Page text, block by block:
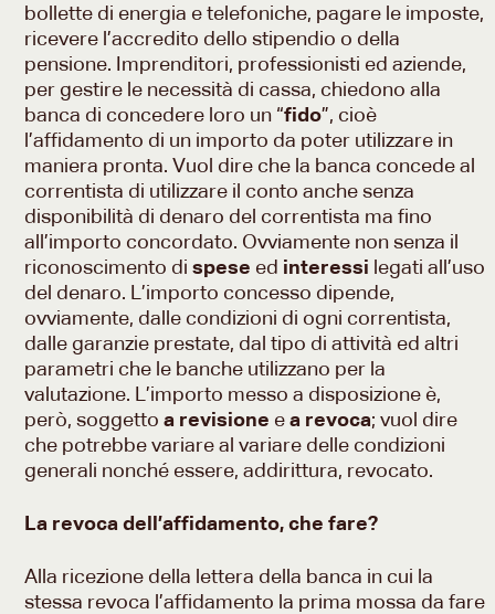
bollette di energia e telefoniche, pagare le imposte,
ricevere l’accredito dello stipendio o della
pensione. Imprenditori, professionisti ed aziende,
per gestire le necessità di cassa, chiedono alla
banca di concedere loro un “fido”, cioè
l’affidamento di un importo da poter utilizzare in
maniera pronta. Vuol dire che la banca concede al
correntista di utilizzare il conto anche senza
disponibilità di denaro del correntista ma fino
all’importo concordato. Ovviamente non senza il
riconoscimento dispese ed interessi legati all’uso
del denaro. L’importo concesso dipende,
ovviamente, dalle condizioni di ogni correntista,
dalle garanzie prestate, dal tipo di attività ed altri
parametri che le banche utilizzano per la
valutazione. L’importo messo a disposizione è,
però, soggettoa revisione e a revoca; vuol dire
che potrebbe variare al variare delle condizioni
generali nonché essere, addirittura, revocato.
La revoca dell’affidamento, che fare?
Alla ricezione della lettera della banca in cui la
stessa revoca l’affidamento la prima mossa da fare